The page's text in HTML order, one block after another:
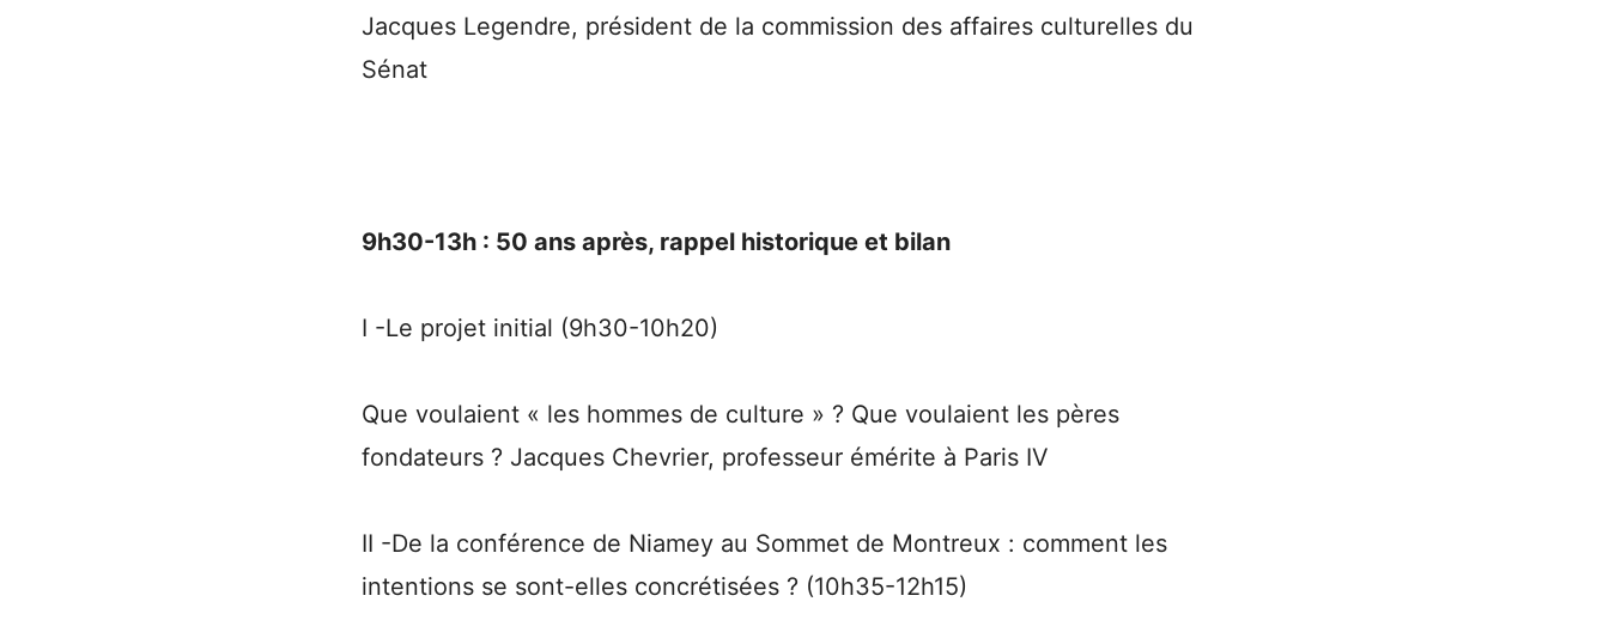
Jacques Legendre, président de la commission des affaires culturelles du
Sénat
9h30-13h : 50 ans après, rappel historique et bilan
I -Le projet initial (9h30-10h20)
Que voulaient « les hommes de culture » ? Que voulaient les pères
fondateurs ? Jacques Chevrier, professeur émérite à Paris IV
II -De la conférence de Niamey au Sommet de Montreux : comment les
intentions se sont-elles concrétisées ? (10h35-12h15)